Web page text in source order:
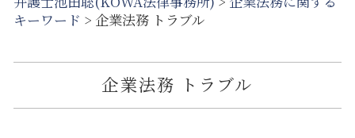
キーワード > 企業法務 トラブル
企業法務 トラブル